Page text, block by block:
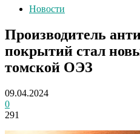
Новости
Производитель
покрытий стал
томской ОЭЗ
09.04.2024
0
291